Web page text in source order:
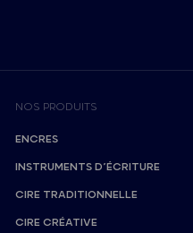
NOS PRODUITS
ENCRES
INSTRUMENTS D’ÉCRITURE
CIRE TRADITIONNELLE
CIRE CRÉATIVE